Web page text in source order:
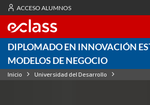
ACCESO ALUMNOS
DIPLOMADO EN INNOVACIÓN
MODELOS DE NEGOCIO
Inicio
Universidad del Desarrollo